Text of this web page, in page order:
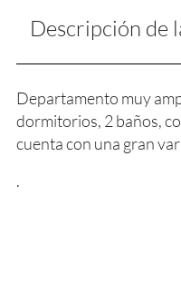
Descripción de
Departamento muy
dormitorios, 2 baños,
cuenta con una gran
.